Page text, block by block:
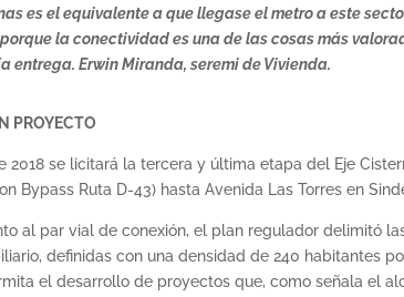
es el equivalente a que llegase el metro a este
la conectividad es una de las cosas más
entrega. Erwin Miranda, seremi de Vivienda.
PROYECTO
2018 se licitará la tercera y última etapa del Eje
Bypass Ruta D-43) hasta Avenida Las Torres en
al par vial de conexión, el plan regulador delimitó
definidas con una densidad de 240 habitantes
el desarrollo de proyectos que, como señala el